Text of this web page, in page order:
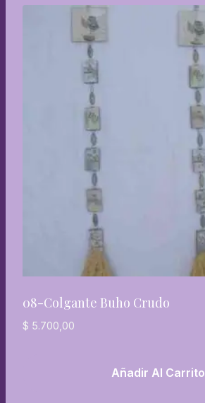
08-Colgante Buho Crudo
$ 5.700,00
Añadir Al Carrito